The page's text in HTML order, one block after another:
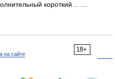
короткий… …
18+
на сайте